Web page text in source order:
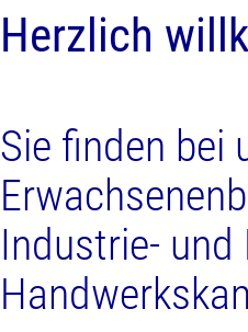
Herzlich
Sie finden bei
Industrie-